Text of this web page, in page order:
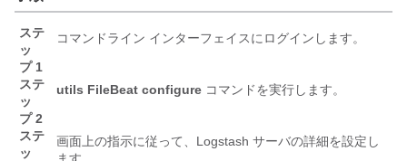
ステ
ッ
プ 1
コマンドライン インターフェイスにログインします。
ステ
ッ
プ 2
utils FileBeat configure コマンドを実行します。
ステ
ッ
画面上の指示に従って、Logstash サーバの詳細を設定し